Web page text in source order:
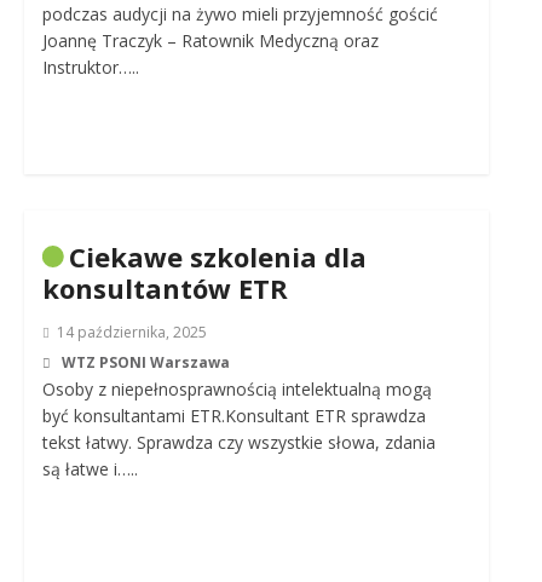
podczas audycji na żywo mieli przyjemność gościć
Joannę Traczyk – Ratownik Medyczną oraz
Instruktor…..
Ciekawe szkolenia dla
konsultantów ETR
14 października, 2025
WTZ PSONI Warszawa
Osoby z niepełnosprawnością intelektualną mogą
być konsultantami ETR.Konsultant ETR sprawdza
tekst łatwy. Sprawdza czy wszystkie słowa, zdania
są łatwe i…..